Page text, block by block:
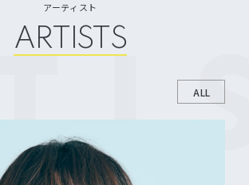
COMPANY
会社概要
CONTACT
お問い合わせ
所属アーティストに関するお問
い合わせ／出演依頼
アーティスト
ARTISTS
ALL